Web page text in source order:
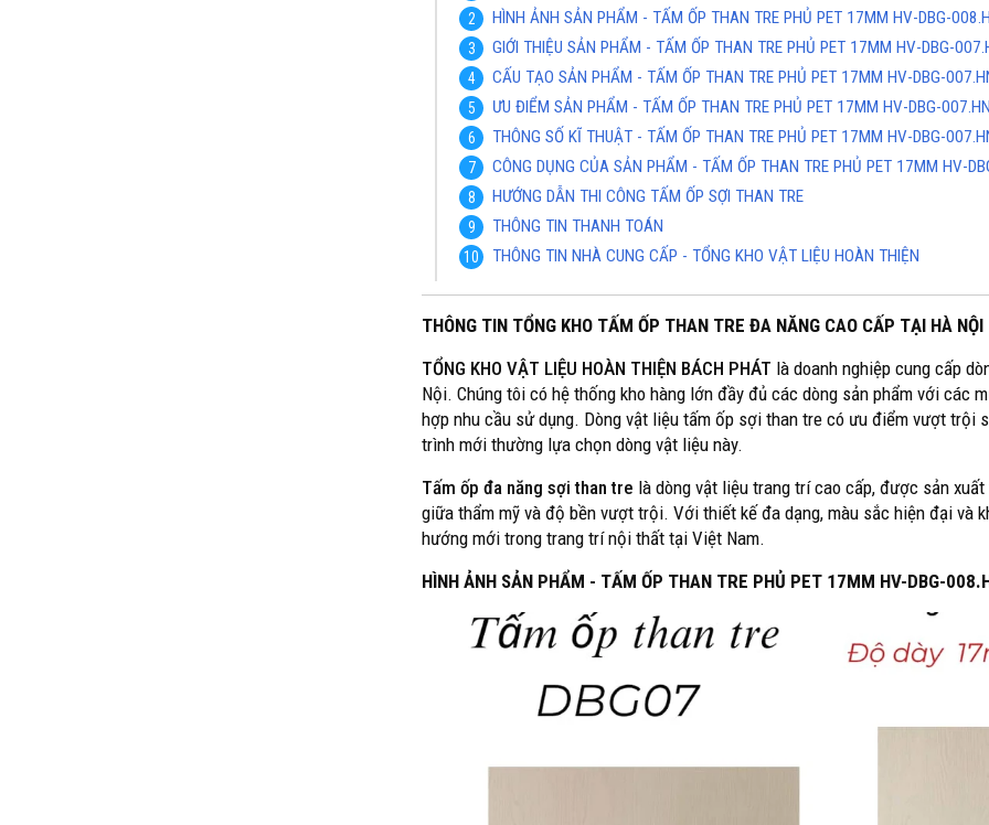
HÌNH ẢNH SẢN PHẨM - TẤM ỐP THAN TRE PHỦ PET 17MM HV-DBG-
GIỚI THIỆU SẢN PHẨM - TẤM ỐP THAN TRE PHỦ PET 17MM HV-DBG-
CẤU TẠO SẢN PHẨM - TẤM ỐP THAN TRE PHỦ PET 17MM HV-DBG-
ƯU ĐIỂM SẢN PHẨM - TẤM ỐP THAN TRE PHỦ PET 17MM HV-DBG-007.HN
THÔNG SỐ KĨ THUẬT - TẤM ỐP THAN TRE PHỦ PET 17MM HV-DBG-
CÔNG DỤNG CỦA SẢN PHẨM - TẤM ỐP THAN TRE PHỦ PET 17MM HV-
HƯỚNG DẪN THI CÔNG TẤM ỐP SỢI THAN TRE
THÔNG TIN THANH TOÁN
THÔNG TIN NHÀ CUNG CẤP - TỔNG KHO VẬT LIỆU HOÀN THIỆN
THÔNG TIN TỔNG KHO TẤM ỐP THAN TRE ĐA NĂNG CAO CẤP TẠI HÀ NỘI
TỔNG KHO VẬT LIỆU HOÀN THIỆN BÁCH PHÁT là doanh nghiệp cung cấp
Nội. Chúng tôi có hệ thống kho hàng lớn đầy đủ các dòng sản phẩm với các
hợp nhu cầu sử dụng. Dòng vật liệu tấm ốp sợi than tre có ưu điểm vượt trội
trình mới thường lựa chọn dòng vật liệu này.
Tấm ốp đa năng sợi than tre là dòng vật liệu trang trí cao cấp, được sản
giữa thẩm mỹ và độ bền vượt trội. Với thiết kế đa dạng, màu sắc hiện đại và
hướng mới trong trang trí nội thất tại Việt Nam.
HÌNH ẢNH SẢN PHẨM - TẤM ỐP THAN TRE PHỦ PET 17MM HV-DBG-